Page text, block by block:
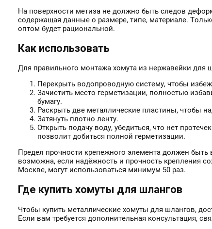
На поверхности метиза не должно быть следов
содержащая данные о размере, типе, материале.
оптом будет рациональной.
Как использовать
Для правильного монтажа хомута из нержавейки для
Перекрыть водопроводную систему, чтобы
Зачистить место герметизации, полностью
бумагу.
Раскрыть две металлические пластины, чтобы
Затянуть плотно ленту.
Открыть подачу воду, убедиться, что нет
позволит добиться полной герметизации.
Предел прочности крепежного элемента должен быть
возможна, если надёжность и прочность крепления
Москве, могут использоваться минимум 50 раз.
Где купить хомуты для шлангов
Чтобы купить металлические хомуты для шлангов,
Если вам требуется дополнительная консультация,